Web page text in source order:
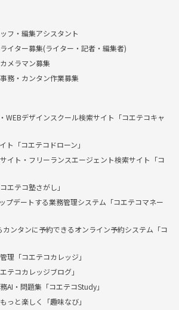
フ・編集アシスタント
イター募集(ライター・記者・編集者)
メラマン募集
務・カンタン作業募集
WEBデザインスクール検索サイト「コエテコキャ
ト「コエテコドローン」
イト・フリーランスエージェント検索サイト「コ
エテコ塾さがし」
プデートする業務管理システム「コエテコマネー
ンタンに予約できるオンライン予約システム「コ
理「コエテコカレッジ」
テコカレッジブログ」
・問題集「コエテコStudy」
っと楽しく「趣味なび」